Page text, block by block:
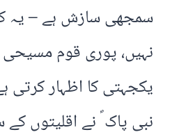
سمجھی سازش ہے – یہ
نہیں، پوری قوم مسیحی
یکجہتی کا اظہار کرتی
نبی پاک ؐ نے اقلیتوں